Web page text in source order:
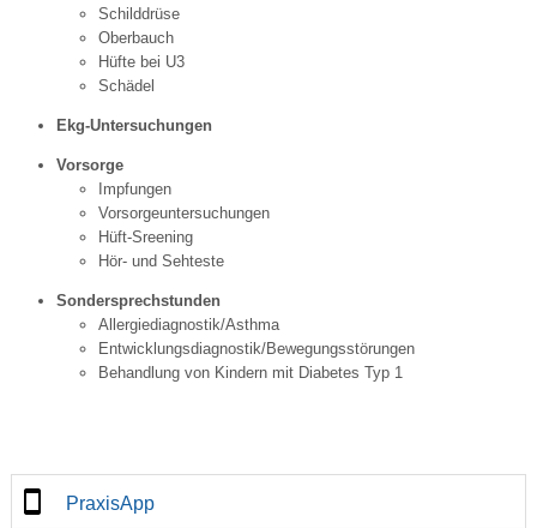
Schilddrüse
Oberbauch
Hüfte bei U3
Schädel
Ekg-Untersuchungen
Vorsorge
Impfungen
Vorsorgeuntersuchungen
Hüft-Sreening
Hör- und Sehteste
Sondersprechstunden
Allergiediagnostik/Asthma
Entwicklungsdiagnostik/Bewegungsstörungen
Behandlung von Kindern mit Diabetes Typ 1
PraxisApp